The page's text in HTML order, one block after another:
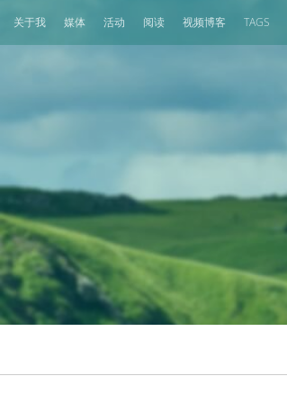
关于我 媒体 活动 阅读 视频博客 TAGS